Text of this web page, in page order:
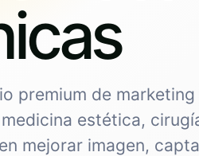
premium de
estética,
mejorar imagen,